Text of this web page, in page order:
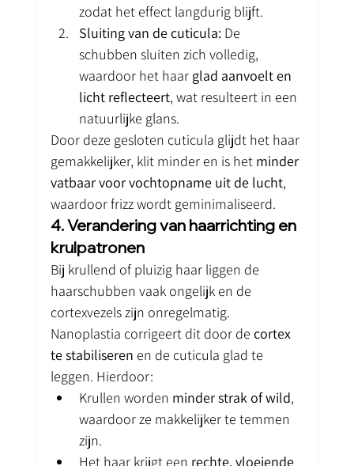
zodat het effect langdurig blijft.
Sluiting van de cuticula: De
schubben sluiten zich volledig,
waardoor het haar glad aanvoelt en
licht reflecteert, wat resulteert in een
natuurlijke glans.
Door deze gesloten cuticula glijdt het haar
gemakkelijker, klit minder en is het minder
vatbaar voor vochtopname uit de lucht,
waardoor frizz wordt geminimaliseerd.
4. Verandering van haarrichting en
krulpatronen
Bij krullend of pluizig haar liggen de
haarschubben vaak ongelijk en de
cortexvezels zijn onregelmatig.
Nanoplastia corrigeert dit door de cortex
te stabiliseren en de cuticula glad te
leggen. Hierdoor:
Krullen worden minder strak of wild,
waardoor ze makkelijker te temmen
zijn.
Het haar krijgt een rechte, vloeiende